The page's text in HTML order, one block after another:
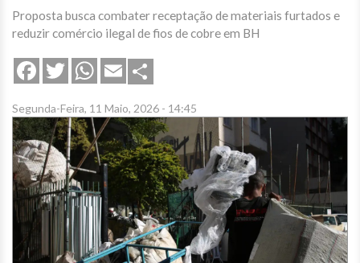
Proposta busca combater receptação de materiais furtados e
reduzir comércio ilegal de fios de cobre em BH
FacebookTwitterWhatsApp
Email
Segunda-Feira, 11 Maio, 2026 - 14:45